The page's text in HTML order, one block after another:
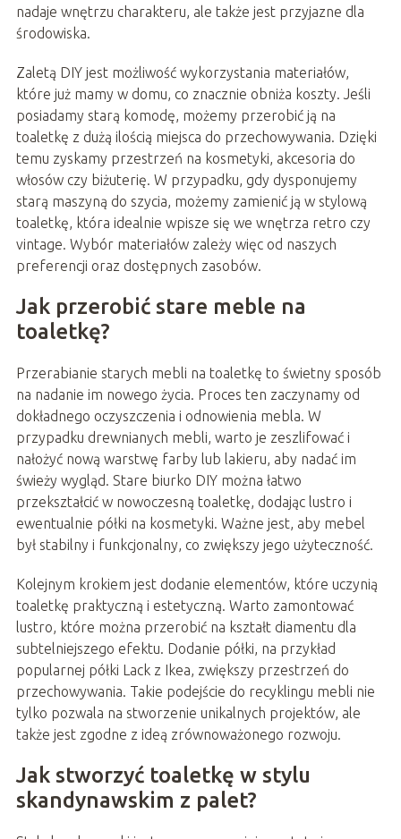
nadaje wnętrzu charakteru, ale także jest przyjazne dla
środowiska.
Zaletą DIY jest możliwość wykorzystania materiałów,
które już mamy w domu, co znacznie obniża koszty. Jeśli
posiadamy starą komodę, możemy przerobić ją na
toaletkę z dużą ilością miejsca do przechowywania. Dzięki
temu zyskamy przestrzeń na kosmetyki, akcesoria do
włosów czy biżuterię. W przypadku, gdy dysponujemy
starą maszyną do szycia, możemy zamienić ją w stylową
toaletkę, która idealnie wpisze się we wnętrza retro czy
vintage. Wybór materiałów zależy więc od naszych
preferencji oraz dostępnych zasobów.
Jak przerobić stare meble na
toaletkę?
Przerabianie starych mebli na toaletkę to świetny sposób
na nadanie im nowego życia. Proces ten zaczynamy od
dokładnego oczyszczenia i odnowienia mebla. W
przypadku drewnianych mebli, warto je zeszlifować i
nałożyć nową warstwę farby lub lakieru, aby nadać im
świeży wygląd. Stare biurko DIY można łatwo
przekształcić w nowoczesną toaletkę, dodając lustro i
ewentualnie półki na kosmetyki. Ważne jest, aby mebel
był stabilny i funkcjonalny, co zwiększy jego użyteczność.
Kolejnym krokiem jest dodanie elementów, które uczynią
toaletkę praktyczną i estetyczną. Warto zamontować
lustro, które można przerobić na kształt diamentu dla
subtelniejszego efektu. Dodanie półki, na przykład
popularnej półki Lack z Ikea, zwiększy przestrzeń do
przechowywania. Takie podejście do recyklingu mebli nie
tylko pozwala na stworzenie unikalnych projektów, ale
także jest zgodne z ideą zrównoważonego rozwoju.
Jak stworzyć toaletkę w stylu
skandynawskim z palet?